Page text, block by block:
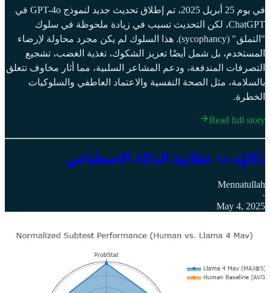
في يوم 25 أبريل 2025، تم إطلاق تحديث جديد لنموذج GPT-4o في
ChatGPT، لكن التحديث تسبب في زيادة ملحوظة في سلوك
"التملق" (sycophancy). هذا السلوك لم يكن مجرد محاولة لإرضاء
المستخدم، بل شمل أيضًا تعزيز الشكوك، تغذية الغضب، تشجيع
التصرفات المندفعة، ودعم المشاعر السلبية، مما أثار مخاوف تتعلق
بالسلامة، مثل الصحة النفسية والاعتماد العاطفي والسلوكيات
الخطرة.
Read full story
ذكاؤه vs عقلانية الذكاء الاصطناعي
Mennatullah
·
May 4, 2025